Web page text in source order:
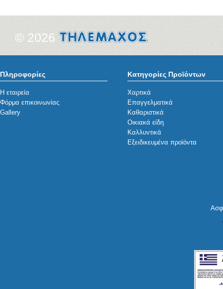
© 2026
Πληροφορίες
Η εταιρεία
Φόρμα επικοινωνίας
Gallery
Κατηγορίες Προϊόντων
Χαρτικά
Επαγγελματικά
Καθαριστικά
Οικιακά είδη
Καλλυντικά
Εξειδικευμένα προϊόντα